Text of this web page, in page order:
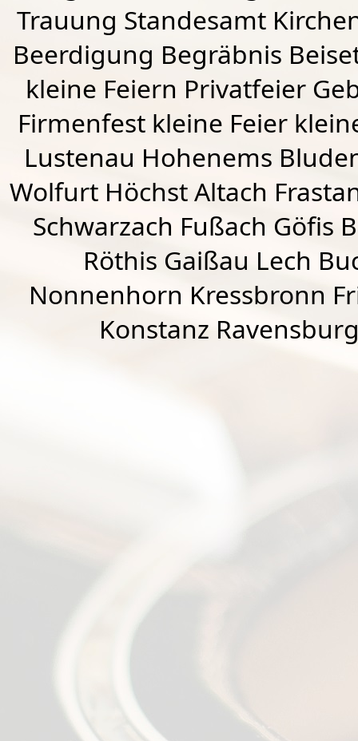
Trauung Standesamt
Beerdigung Begräbnis
kleine Feiern Privatfeier
Firmenfest kleine Feier
Lustenau Hohenems
Wolfurt HöchstAltach
Schwarzach Fußach Göfis
Röthis Gaißau Lech
Nonnenhorn Kressbronn
Konstanz